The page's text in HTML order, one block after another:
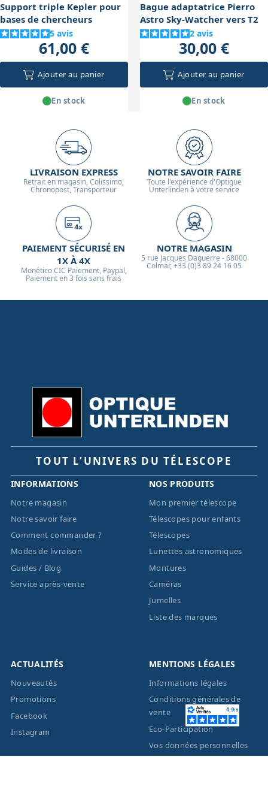
Support triple Kepler pour
bases de chercheurs
5 avis
61,00 €
Ajouter au panier
En stock
Bague adaptatrice Pierro
Astro Sky-Watcher vers T2
2 avis
30,00 €
Ajouter au panier
En stock
LIVRAISON EXPRESS
Retrait en magasin, Colissimo,
Chronopost, Transporteur
NOTRE SAVOIR FAIRE
Toute l'expérience d'Optique
Unterlinden à votre service
PAIEMENT SÉCURISÉ EN
1X À 4X
Monético CIC Paiement, Paypal,
Paiement en 3 fois sans frais
NOTRE MAGASIN
5 rue Jacques Daguerre - 68000
Colmar, +33 (0)3 89 24 16 05
TOUT L’UNIVERS DU TÉLESCOPE
INFORMATIONS
Notre magasin
Notre savoir faire
Comment commander ?
Modes de livraison
Guides / Blog
Service après-vente
NOS PRODUITS
Mon premier télescope
Télescopes pour enfants
Télescopes
Lunettes astronomiques
Montures
Caméras
Jumelles
Liste des marques
ACTUALITÉS
Nouveautés
Promotions
Facebook
Instagram
MENTIONS LÉGALES
Informations légales
Conditions générales de
vente
Eco-Participation
Vos données personnelles